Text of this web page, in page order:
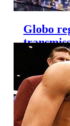
Globo
pela